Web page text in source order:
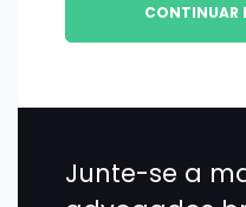
CONTINUAR
Junte-se a